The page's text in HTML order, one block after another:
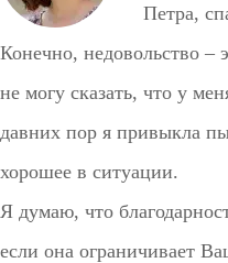
Петра,
Конечно, недовольство –
не могу сказать, что у
давних пор я привыкла
хорошее в ситуации.
Я думаю, что
если она ограничивает